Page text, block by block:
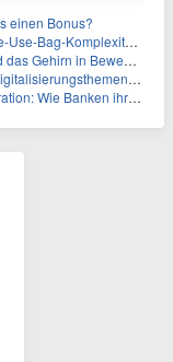
einen Bonus?
Komplexität reduziert
in Bewegung bringen
Apotheken betreffen
modernisieren und regulatorische Anforderungen erfüllen